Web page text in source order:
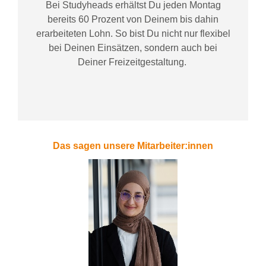
Bei Studyheadserhältst Du jeden Montag
bereits 60 Prozent von Deinem bis dahin
erarbeiteten Lohn. So bist Du nicht nur flexibel
bei Deinen Einsätzen, sondern auch bei
DeinerFreizeitgestaltung.
Das sagen unsere Mitarbeiter:innen